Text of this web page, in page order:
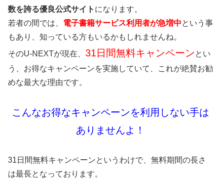
数を誇る優良公式サイト になります。
若者の間では、 電子書籍サービス利用者が急増中という事
もあり、知っている方もいるかもしれませんね。
そのU-NEXTが現在、 31日間無料キャンペーンとい
う、お得なキャンペーンを実施していて、これが絶賛お勧
めな最大な理由です。
こんなお得なキャンペーンを利用しない手は
ありませんよ！
31日間無料キャンペーンというわけで、無料期間の長さ
は最長となっております。